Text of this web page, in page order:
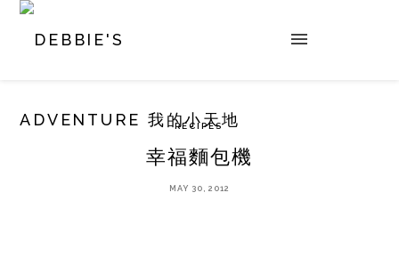
RECIPES
幸福麵包機
MAY 30, 2012